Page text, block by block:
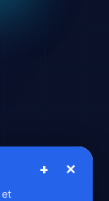
+ ✕